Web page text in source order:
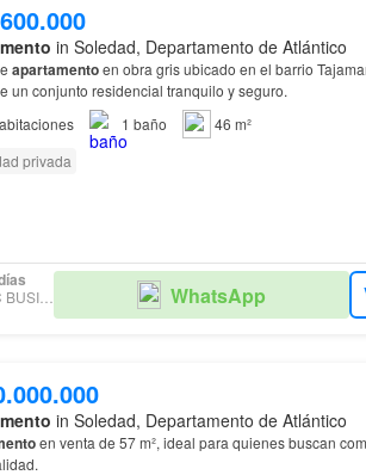
in Soledad, Departamento de Atlántico
apartamentoen obra gris ubicado en el barrio
un conjunto residencial tranquilo y seguro.
1 baño
46 m²
privada
NC BUSINESS WhatsApp
in Soledad, Departamento de Atlántico
en venta de 57 m², ideal para quienes buscan